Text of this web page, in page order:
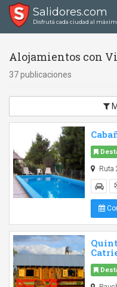
Salidores.com
Disfrutá cada ciudad al
Alojamientos con
37 publicaciones
Ruta